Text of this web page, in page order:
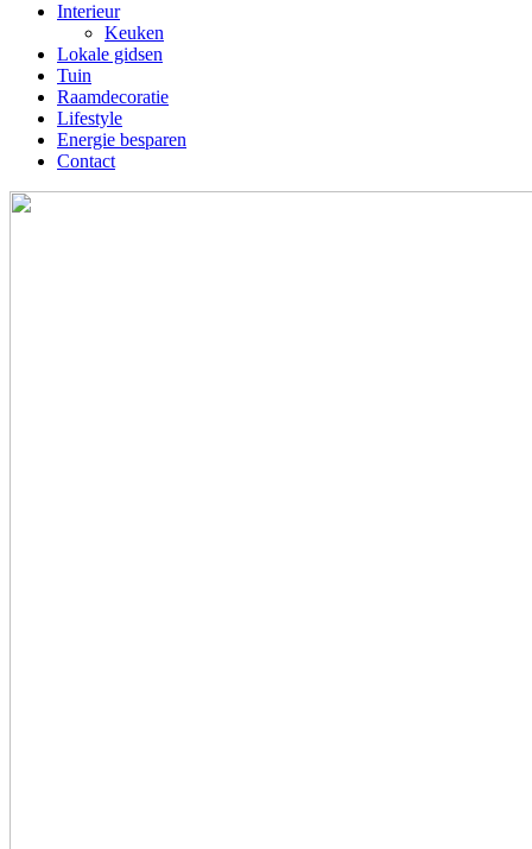
Interieur
Keuken
Lokale gidsen
Tuin
Raamdecoratie
Lifestyle
Energie besparen
Contact